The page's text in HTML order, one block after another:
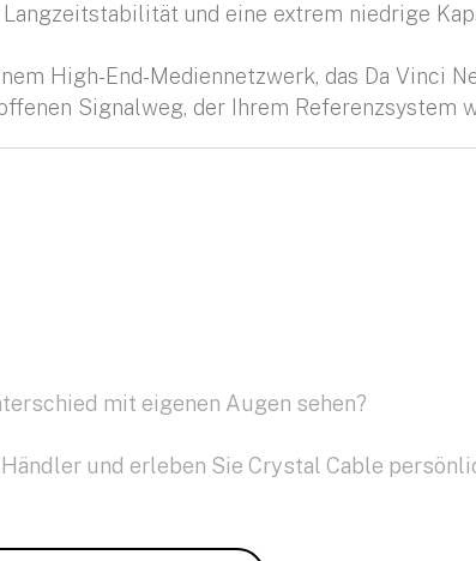
und eine extrem niedrige
High-End-Mediennetzwerk, das Da Vinci
Signalweg, der Ihrem Referenzsystem
mit eigenen Augen sehen?
und erleben Sie Crystal Cable